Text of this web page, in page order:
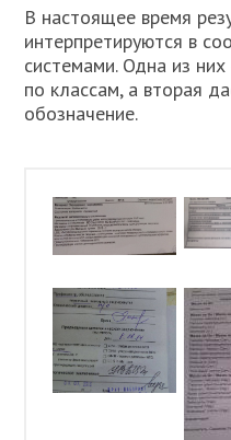
В настоящее время
интерпретируются в
системами. Одна из
по классам, а вторая
обозначение.